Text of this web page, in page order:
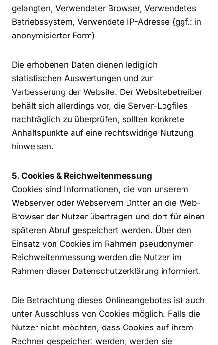
gelangten, Verwendeter Browser, Verwendetes
Betriebssystem, Verwendete IP-Adresse (ggf.: in
anonymisierter Form)
Die erhobenen Daten dienen lediglich
statistischen Auswertungen und zur
Verbesserung der Website. Der Websitebetreiber
behält sich allerdings vor, die Server-Logfiles
nachträglich zu überprüfen, sollten konkrete
Anhaltspunkte auf eine rechtswidrige Nutzung
hinweisen.
5. Cookies & Reichweitenmessung
Cookies sind Informationen, die von unserem
Webserver oder Webservern Dritter an die Web-
Browser der Nutzer übertragen und dort für einen
späteren Abruf gespeichert werden. Über den
Einsatz von Cookies im Rahmen pseudonymer
Reichweitenmessung werden die Nutzer im
Rahmen dieser Datenschutzerklärung informiert.
Die Betrachtung dieses Onlineangebotes ist auch
unter Ausschluss von Cookies möglich. Falls die
Nutzer nicht möchten, dass Cookies auf ihrem
Rechner gespeichert werden, werden sie